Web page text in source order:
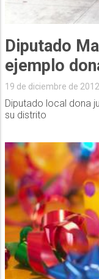
Diputado
ejemplo
19 de diciembre de 2012
Diputado local dona
su distrito